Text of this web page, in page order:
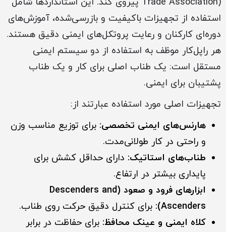
استفاده از تجهیزات باکیفیت و بازرسی‌شده، آموزش‌های
دوره‌ای کارکنان و رعایت پروتکل‌های ایمنی دقیق هستند.
هر راپل‌کار موظف به استفاده از دو سیستم ایمنی
مستقل است: یک طناب اصلی برای کار و یک طناب
پشتیبان برای ایمنی.
تجهیزات اصلی مورد استفاده عبارتند از:
هارنس‌های ایمنی تخصصی: برای توزیع مناسب وزن
و راحتی در کار طولانی‌مدت.
طناب‌های استاتیک: دارای حداقل کشش برای
پایداری بیشتر در ارتفاع.
ابزارهای فرود و صعود (Descenders and
Ascenders):
برای کنترل دقیق حرکت روی طناب.
کلاه ایمنی و عینک محافظ: برای حفاظت در برابر